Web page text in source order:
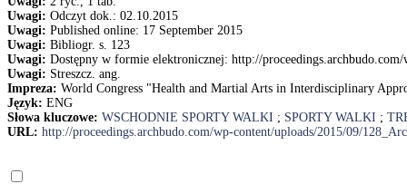
Uwagi: Odczyt dok.: 02.10.2015
Uwagi: Published online: 17 September 2015
Uwagi: Bibliogr. s. 123
Uwagi: Dostępny w formie elektronicznej: http://
Uwagi: Streszcz. ang.
Impreza: World Congress "Health and Martial Arts in Interdisciplinary
Język: ENG
Słowa kluczowe: WSCHODNIE SPORTY WALKI ; SPORTY WALKI ;
URL: http://proceedings.archbudo.com/wp-content/uploads/2015/09/